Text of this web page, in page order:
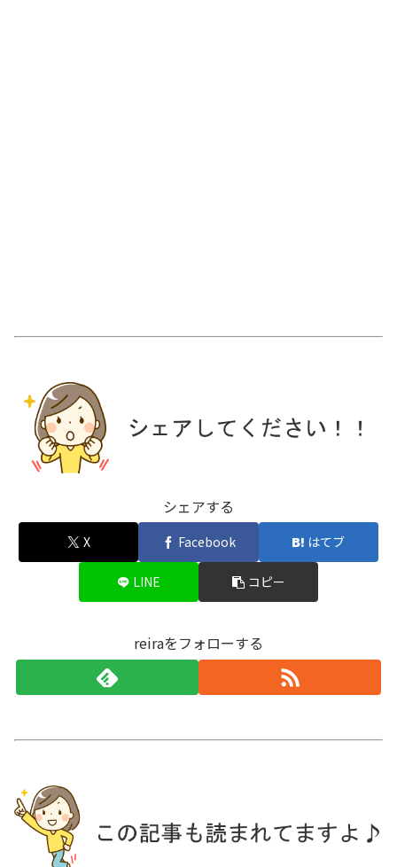
シェアする
X Facebook はてブ
LINE コピー
reiraをフォローする